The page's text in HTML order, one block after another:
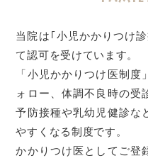
当院は｢小児かかりつけ
て認可を受けています。
「小児かかりつけ医制
ォロー、体調不良時の受
予防接種や乳幼児健診な
やすくなる制度です。
かかりつけ医としてご登